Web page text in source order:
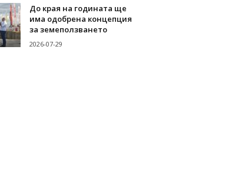
До края на годината ще
има одобрена концепция
за земеползването
2026-07-29